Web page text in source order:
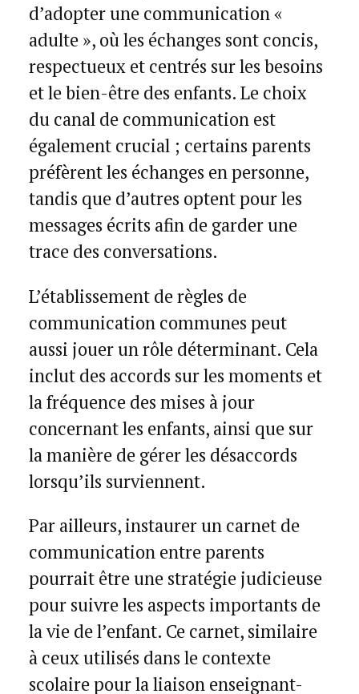
d’adopter une communication «
adulte », où les échanges sont concis,
respectueux et centrés sur les besoins
et le bien-être des enfants. Le choix
du canal de communication est
également crucial ; certains parents
préfèrent les échanges en personne,
tandis que d’autres optent pour les
messages écrits afin de garder une
trace des conversations.
L’établissement de règles de
communication communes peut
aussi jouer un rôle déterminant. Cela
inclut des accords sur les moments et
la fréquence des mises à jour
concernant les enfants, ainsi que sur
la manière de gérer les désaccords
lorsqu’ils surviennent.
Par ailleurs, instaurer un carnet de
communication entre parents
pourrait être une stratégie judicieuse
pour suivre les aspects importants de
la vie de l’enfant. Ce carnet, similaire
à ceux utilisés dans le contexte
scolaire pour la liaison enseignant-